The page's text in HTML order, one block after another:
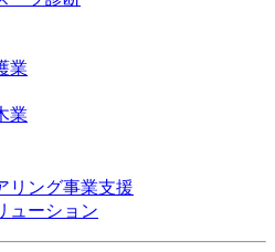
業
業
リング事業支援
ューション